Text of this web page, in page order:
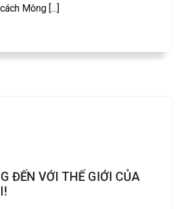
Mông [...]
ĐẾN VỚI THẾ GIỚI CỦA